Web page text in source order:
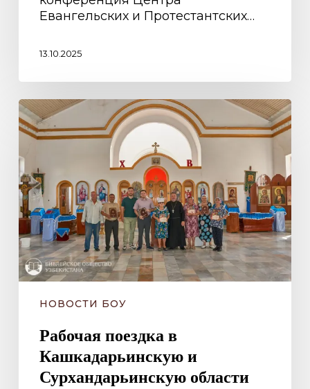
Евангельских и Протестантских…
13.10.2025
Рабочая
поездка
в
Кашкадарьинскую
и
Сурхандарьинскую
области
НОВОСТИ БОУ
Рабочая поездка в
Кашкадарьинскую и
Сурхандарьинскую области